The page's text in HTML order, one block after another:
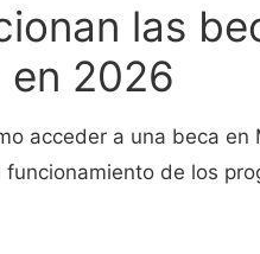
las
en 2026
acceder a una beca
funcionamiento de los